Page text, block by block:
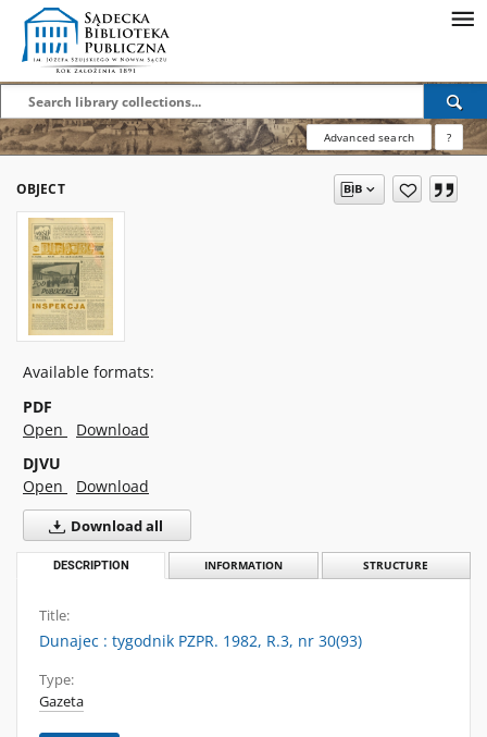
Advanced search ?
OBJECT
Available formats:
PDF
Open
Download
DJVU
Open
Download
Download all
DESCRIPTION INFORMATION STRUCTURE
Title:
Dunajec : tygodnik PZPR. 1982, R.3, nr 30(93)
Type:
Gazeta